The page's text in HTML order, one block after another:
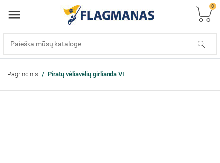
0
Pagrindinis Piratų vėliavėlių girlianda VI